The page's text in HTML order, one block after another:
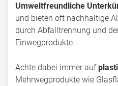
Umweltfreundliche
und bieten oft nachhaltige
durch Abfalltrennung und
Einwegprodukte.
Achte dabei immer auf
Mehrwegprodukte wie